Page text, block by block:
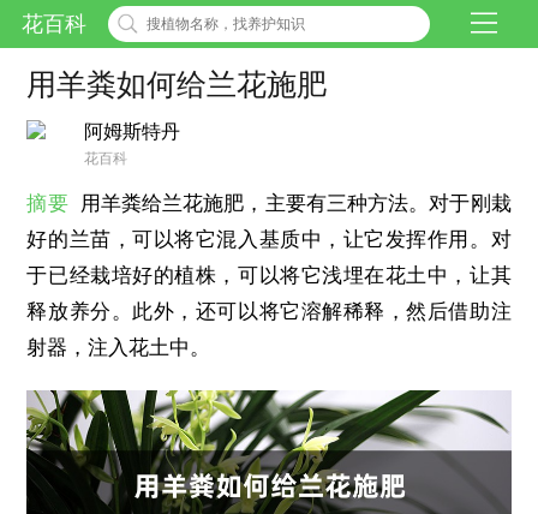
花百科
用羊粪如何给兰花施肥
阿姆斯特丹
花百科
摘要 用羊粪给兰花施肥，主要有三种方法。对于刚栽
好的兰苗，可以将它混入基质中，让它发挥作用。对
于已经栽培好的植株，可以将它浅埋在花土中，让其
释放养分。此外，还可以将它溶解稀释，然后借助注
射器，注入花土中。